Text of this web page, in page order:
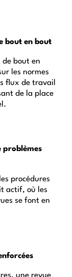
bout en bout
bout en
les normes
flux de travail
de la place
problèmes
procédures
actif, où les
se font en
une revue